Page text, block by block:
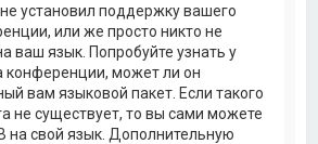
установил поддержку вашего
или же просто никто не
ваш язык. Попробуйте узнать у
конференции, может ли он
вам языковой пакет. Если такого
не существует, то вы сами можете
на свой язык. Дополнительную